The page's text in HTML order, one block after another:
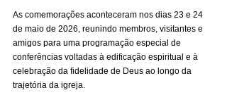
As comemorações aconteceram nos dias 23 e 24
de maio de 2026, reunindo membros, visitantes e
amigos para uma programação especial de
conferências voltadas à edificação espiritual e à
celebração da fidelidade de Deus ao longo da
trajetória da igreja.